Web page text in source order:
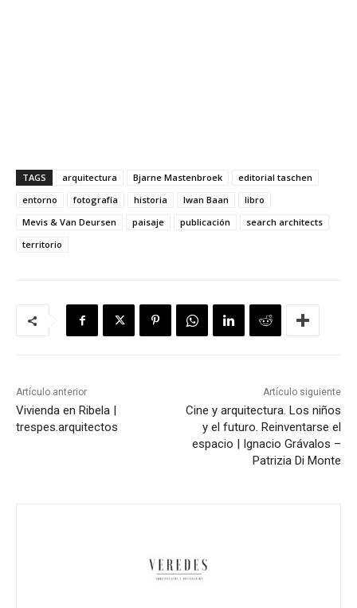
TAGS arquitectura Bjarne Mastenbroek
editorial taschen
entorno
fotografía historia Iwan Baan
libro
Mevis & Van Deursen
paisaje publicación
search architects
territorio
Artículo anterior
Vivienda en Ribela |
trespes.arquitectos
Artículo siguiente
Cine y arquitectura. Los niños
y el futuro. Reinventarse el
espacio | Ignacio Grávalos –
Patrizia Di Monte